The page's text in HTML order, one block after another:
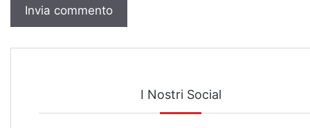
I Nostri Social